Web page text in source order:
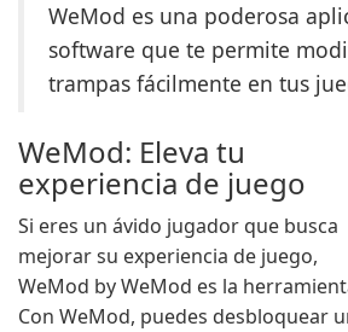
WeMod es una poderosa
software que te permite
trampas fácilmente en tus
WeMod: Eleva tu
experiencia de juego
Si eres un ávido jugador que busca
mejorar su experiencia de juego,
WeMod by WeMod es la
Con WeMod, puedes desbloquear